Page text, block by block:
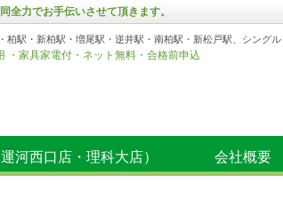
力でお手伝いさせて頂きます。
駅・新柏駅・増尾駅・逆井駅・南柏駅・新松戸駅、シング
・家具家電付・ネット無料・合格前申込
河西口店・理科大店） 会社概要